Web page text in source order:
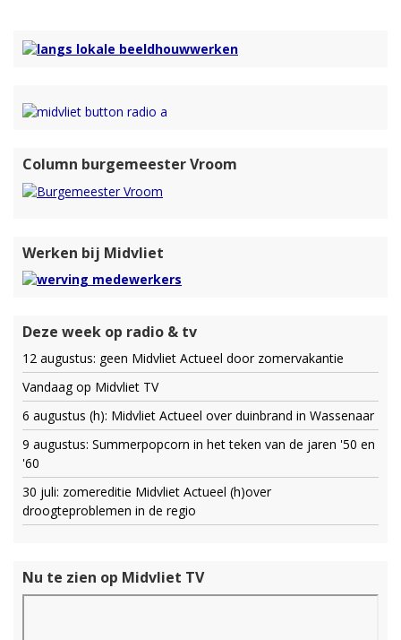
Column burgemeester Vroom
Werken bij Midvliet
Deze week op radio & tv
12 augustus: geen Midvliet Actueel door zomervakantie
Vandaag op Midvliet TV
6 augustus (h): Midvliet Actueel over duinbrand in Wassenaar
9 augustus: Summerpopcorn in het teken van de jaren '50 en
'60
30 juli: zomereditie Midvliet Actueel (h)over
droogteproblemen in de regio
Nu te zien op Midvliet TV